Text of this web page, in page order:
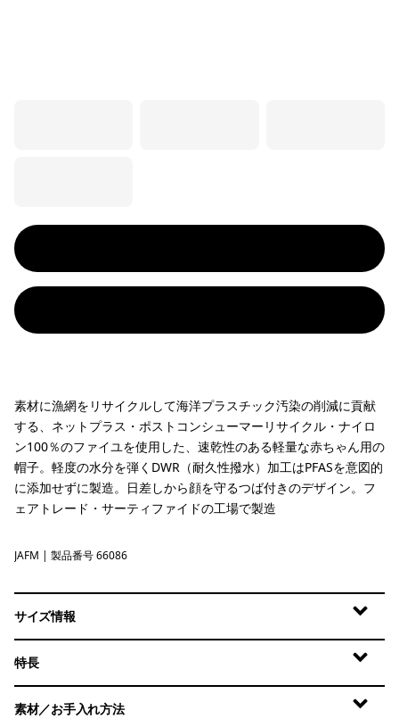
素材に漁網をリサイクルして海洋プラスチック汚染の削減に貢献
する、ネットプラス・ポストコンシューマーリサイクル・ナイロ
ン100％のファイユを使用した、速乾性のある軽量な赤ちゃん用の
帽子。軽度の水分を弾くDWR（耐久性撥水）加工はPFASを意図的
に添加せずに製造。日差しから顔を守るつば付きのデザイン。フ
ェアトレード・サーティファイドの工場で製造
Jaggy: Faded Magenta
JAFM | 製品番号 66086
サイズ情報
特長
素材／お手入れ方法